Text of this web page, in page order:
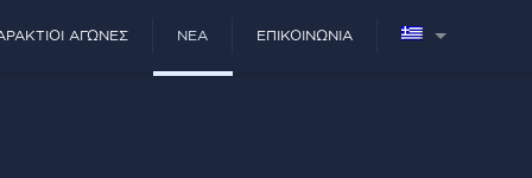
ΑΓΏΝΕΣ ΝΈΑ ΕΠΙΚΟΙΝΩΝΊΑ